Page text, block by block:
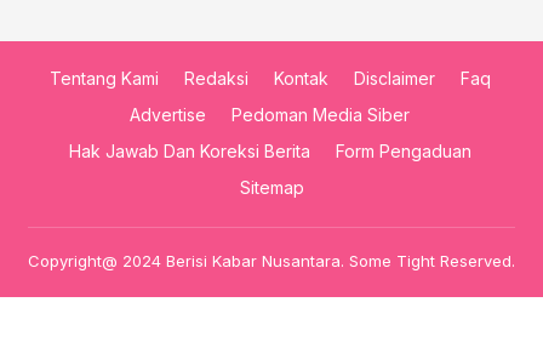
Tentang Kami Redaksi Kontak Disclaimer
Faq
Advertise
Pedoman Media Siber
Hak Jawab Dan Koreksi Berita
Form Pengaduan
Sitemap
Copyright@ 2024 Berisi Kabar Nusantara. Some Tight Reserved.